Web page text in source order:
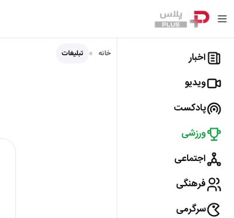
اخبار
ویدیو
پادکست
ورزشی
اجتماعی
فرهنگی
سرگرمی
خانه تبلیغات